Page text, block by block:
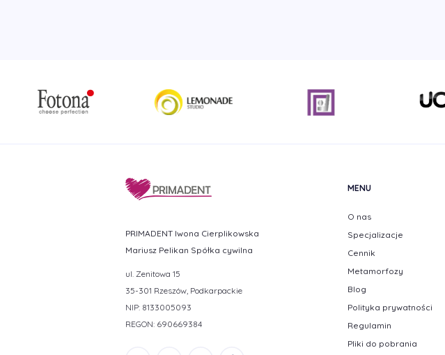
PRIMADENT Iwona Cierplikowska
Mariusz Pelikan Spółka cywilna
ul. Zenitowa 15
35-301 Rzeszów, Podkarpackie
NIP: 8133005093
REGON: 690669384
MENU
O nas
Specjalizacje
Cennik
Metamorfozy
Blog
Polityka prywatności
Regulamin
Pliki do pobrania